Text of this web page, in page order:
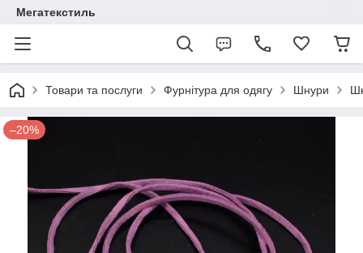
Мегатекстиль
Товари та послуги Фурнітура для одягу Шнури
–20%